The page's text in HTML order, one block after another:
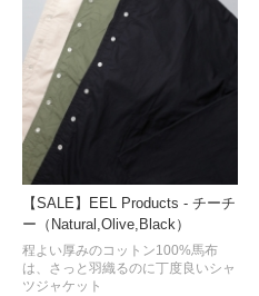
【SALE】EEL Products - チーチ
ー（Natural,Olive,Black）
程よい厚みのコットン100%馬布
は、さっと羽織るのに丁度良いシャ
ツジャケット